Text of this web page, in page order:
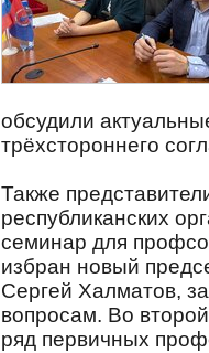
обсудили
трёхстороннего
Также
республиканских
семинар для
избран новый
Сергей Халматов,
вопросам. Во
ряд первичных